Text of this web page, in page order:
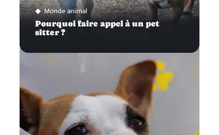
Monde animal
Pourquoi faire appel à un pet
sitter ?